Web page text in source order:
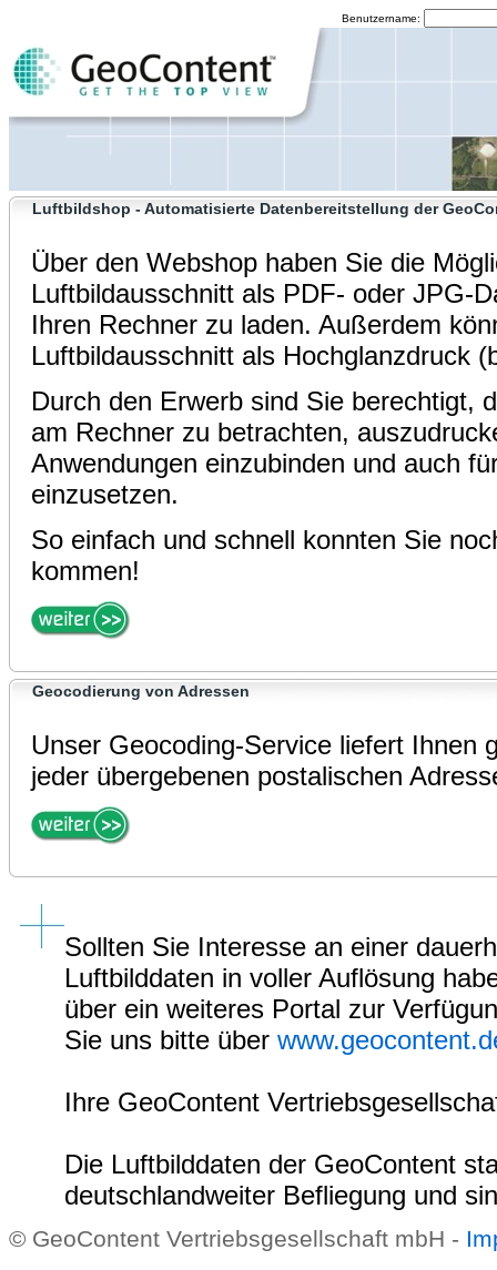
Benutzername:
Luftbildshop - Automatisierte Datenbereitstellung der
Über den Webshop haben Sie die
Luftbildausschnitt als PDF- oder JPG-
Ihren Rechner zu laden. Außerdem
Luftbildausschnitt als Hochglanzdruck
Durch den Erwerb sind Sie berechtigt,
am Rechner zu betrachten,
Anwendungen einzubinden und auch
einzusetzen.
So einfach und schnell konnten Sie
kommen!
Geocodierung von Adressen
Unser Geocoding-Service liefert Ihnen
jeder übergebenen postalischen
Sollten Sie Interesse an einer
Luftbilddaten in voller Auflösung
über ein weiteres Portal zur
Sie uns bitte über
Ihre GeoContent
Die Luftbilddaten der GeoContent
deutschlandweiter Befliegung und
© GeoContent Vertriebsgesellschaft mbH -